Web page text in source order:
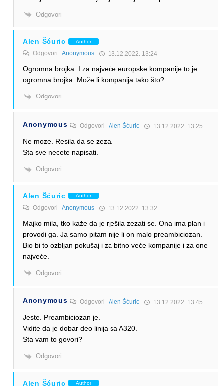
Odgovori
Alen Šćuric Author
Odgovori Anonymous 13.12.2022. 13:24
Ogromna brojka. I za najveće europske kompanije to je
ogromna brojka. Može li kompanija tako što?
Odgovori
Anonymous OdgovoriAlen Šćuric 13.12.2022. 13:25
Ne moze. Resila da se zeza.
Sta sve necete napisati.
Odgovori
Alen Šćuric Author
Odgovori Anonymous 13.12.2022. 13:32
Majko mila, tko kaže da je rješila zezati se. Ona ima plan i
provodi ga. Ja samo pitam nije li on malo preambiciozan.
Bio bi to ozbljan pokušaj i za bitno veće kompanije i za one
najveće.
Odgovori
Anonymous OdgovoriAlen Šćuric 13.12.2022. 13:45
Jeste. Preambiciozan je.
Vidite da je dobar deo linija sa A320.
Sta vam to govori?
Odgovori
Alen Šćuric Author